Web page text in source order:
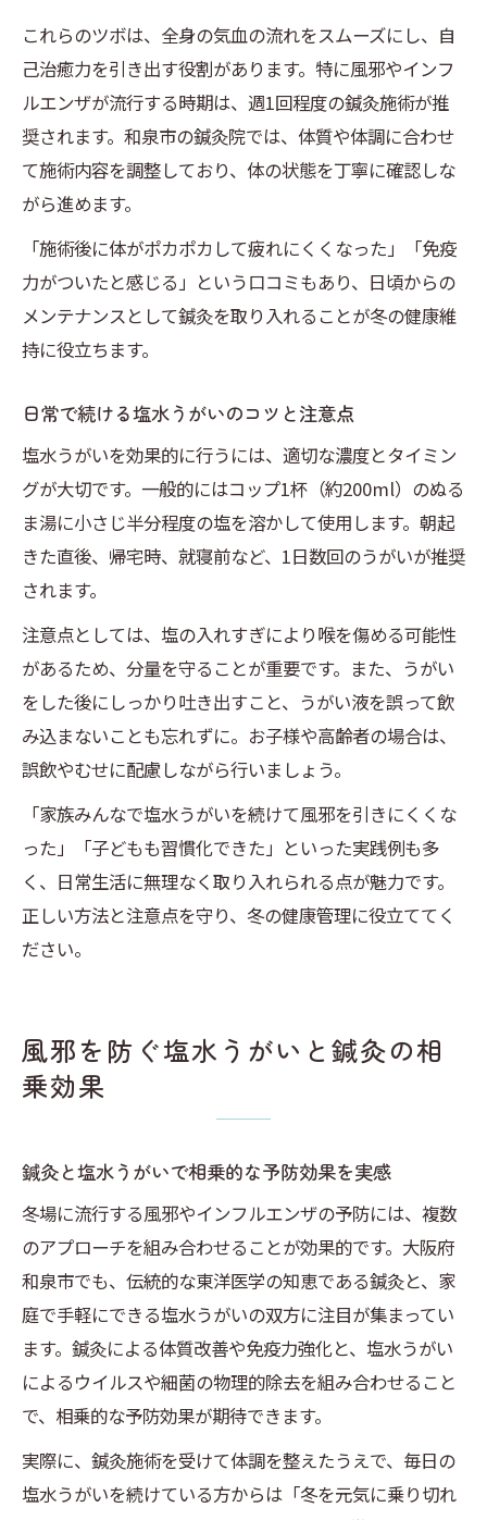
これらのツボは、全身の気血の流れをスムーズにし、自
己治癒力を引き出す役割があります。特に風邪やインフ
ルエンザが流行する時期は、週1回程度の鍼灸施術が推
奨されます。和泉市の鍼灸院では、体質や体調に合わせ
て施術内容を調整しており、体の状態を丁寧に確認しな
がら進めます。
「施術後に体がポカポカして疲れにくくなった」「免疫
力がついたと感じる」という口コミもあり、日頃からの
メンテナンスとして鍼灸を取り入れることが冬の健康維
持に役立ちます。
日常で続ける塩水うがいのコツと注意点
塩水うがいを効果的に行うには、適切な濃度とタイミン
グが大切です。一般的にはコップ1杯（約200ml）のぬる
ま湯に小さじ半分程度の塩を溶かして使用します。朝起
きた直後、帰宅時、就寝前など、1日数回のうがいが推奨
されます。
注意点としては、塩の入れすぎにより喉を傷める可能性
があるため、分量を守ることが重要です。また、うがい
をした後にしっかり吐き出すこと、うがい液を誤って飲
み込まないことも忘れずに。お子様や高齢者の場合は、
誤飲やむせに配慮しながら行いましょう。
「家族みんなで塩水うがいを続けて風邪を引きにくくな
った」「子どもも習慣化できた」といった実践例も多
く、日常生活に無理なく取り入れられる点が魅力です。
正しい方法と注意点を守り、冬の健康管理に役立ててく
ださい。
風邪を防ぐ塩水うがいと鍼灸の相
乗効果
鍼灸と塩水うがいで相乗的な予防効果を実感
冬場に流行する風邪やインフルエンザの予防には、複数
のアプローチを組み合わせることが効果的です。大阪府
和泉市でも、伝統的な東洋医学の知恵である鍼灸と、家
庭で手軽にできる塩水うがいの双方に注目が集まってい
ます。鍼灸による体質改善や免疫力強化と、塩水うがい
によるウイルスや細菌の物理的除去を組み合わせること
で、相乗的な予防効果が期待できます。
実際に、鍼灸施術を受けて体調を整えたうえで、毎日の
塩水うがいを続けている方からは「冬を元気に乗り切れ